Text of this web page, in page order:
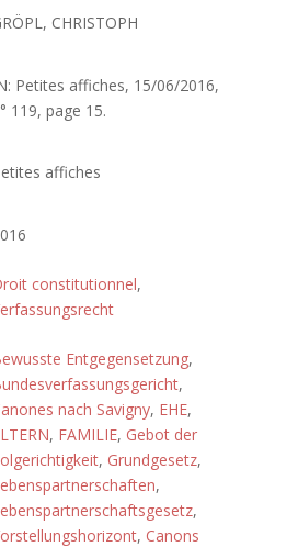
CHRISTOPH
Petites affiches, 15/06/2016,
119, page 15.
affiches
constitutionnel,
Entgegensetzung,
,
nach Savigny, EHE,
, FAMILIE, Gebot der
, Grundgesetz,
,
,
, Canons